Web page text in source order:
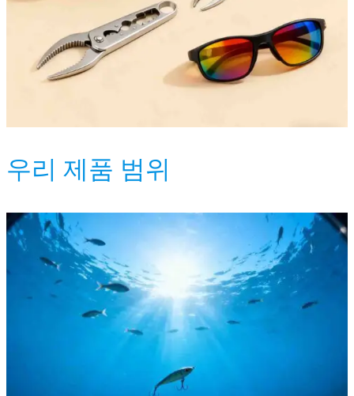
우리 제품 범위